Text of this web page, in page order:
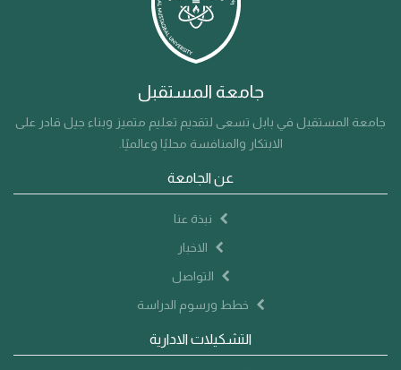
جامعة المستقبل
جامعة المستقبل في بابل تسعى لتقديم تعليم متميز وبناء جيل قادر على
الابتكار والمنافسة محليًا وعالميًا.
عن الجامعة
نبذة عنا
الاخبار
التواصل
خطط ورسوم الدراسة
التشكيلات الادارية